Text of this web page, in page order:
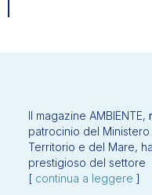
Il magazine AMBIENTE,
patrocinio del Ministero
Territorio e del Mare,
prestigioso del settore
[ continua a leggere ]